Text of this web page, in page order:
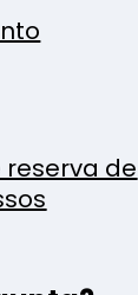
reserva de